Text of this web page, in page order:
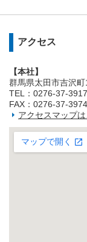
アクセス
【本社】
群馬県太田市吉沢
TEL：0276-37-
FAX：0276-37-3974
アクセスマップ